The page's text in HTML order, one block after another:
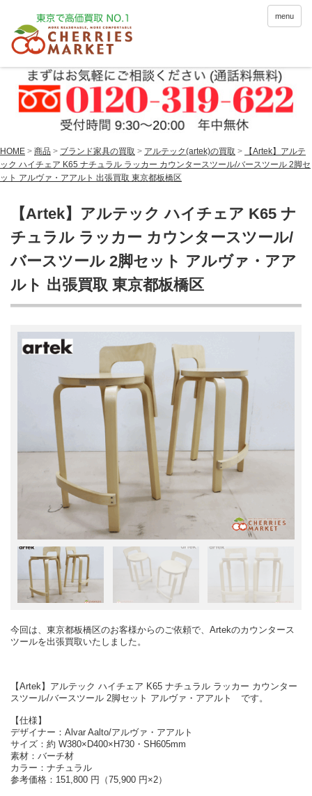
menu
HOME > 商品 > ブランド家具の買取 > アルテック(artek)の買取 >
【Artek】アルテ
ック ハイチェア K65 ナチュラル ラッカー カウンタースツール/バースツール 2脚セ
ット アルヴァ・アアルト 出張買取 東京都板橋区
【Artek】アルテック ハイチェア K65 ナ
チュラル ラッカー カウンタースツール/
バースツール 2脚セット アルヴァ・アア
ルト 出張買取 東京都板橋区
今回は、東京都板橋区のお客様からのご依頼で、Artekのカウンタース
ツールを出張買取いたしました。
【Artek】アルテック ハイチェア K65 ナチュラル ラッカー カウンター
スツール/バースツール 2脚セット アルヴァ・アアルト です。
【仕様】
デザイナー：Alvar Aalto/アルヴァ・アアルト
サイズ：約 W380×D400×H730・SH605mm
素材：バーチ材
カラー：ナチュラル
参考価格：151,800 円（75,900 円×2）